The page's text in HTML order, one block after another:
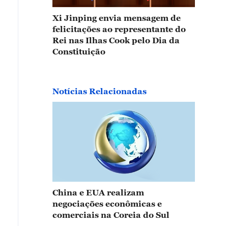
Xi Jinping envia mensagem de
felicitações ao representante do
Rei nas Ilhas Cook pelo Dia da
Constituição
Notícias Relacionadas
China e EUA realizam
negociações econômicas e
comerciais na Coreia do Sul